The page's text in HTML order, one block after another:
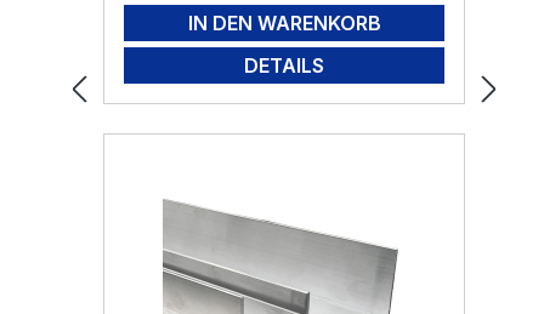
IN DEN WARENKORB
DETAILS